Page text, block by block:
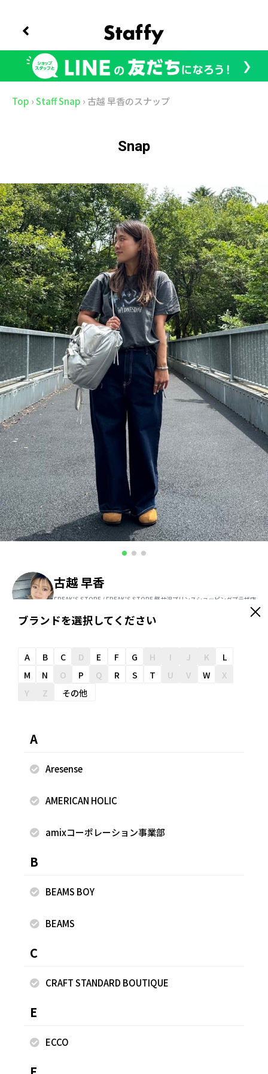
Top ›Staff Snap › 古越 早香のスナップ
Snap
古越 早香
FREAK'S STORE / FREAK'S STORE 軽井沢プリンスショッピングプラザ店
友だち追加
※安全を考慮した上で撮影をしております。 ※こちらの商品
覧ください。 ※掲載画像の商品の色味は、屋外や屋内の光の
着用商品
ブランドを選択してください
A B C D E F G H I J K
L
M
N O P Q R S T U V W
X
Y
Z その他
A
Aresense
AMERICAN HOLIC
amixコーポレーション事業部
B
BEAMS BOY
BEAMS
C
CRAFT STANDARD BOUTIQUE
E
ECCO